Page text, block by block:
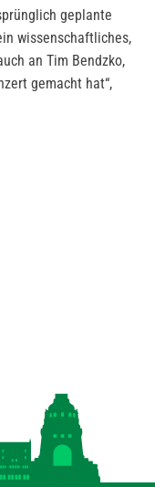
geplante
wissenschaftliches,
an Tim Bendzko,
gemacht hat“,